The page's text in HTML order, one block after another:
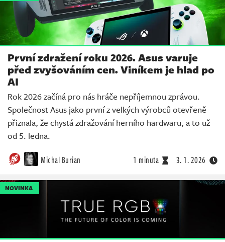
První zdražení roku 2026. Asus varuje
před zvyšováním cen. Viníkem je hlad po
AI
Rok 2026 začíná pro nás hráče nepříjemnou zprávou.
Společnost Asus jako první z velkých výrobců otevřeně
přiznala, že chystá zdražování herního hardwaru, a to už
od 5. ledna.
Michal Burian 1 minuta 3. 1. 2026
NOVINKA